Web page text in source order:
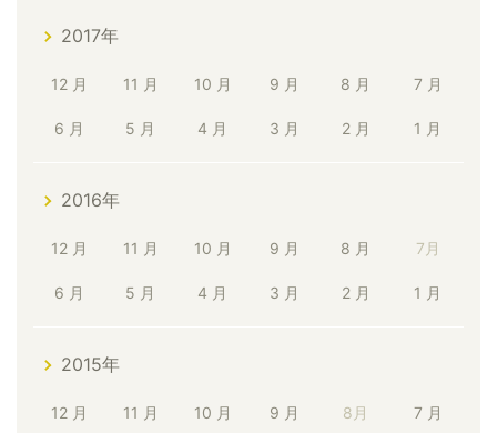
2017年
12 月 11 月 10 月 9 月 8 月 7 月
6 月 5 月 4 月 3 月 2 月 1 月
2016年
12 月 11 月 10 月 9 月 8 月 7月
6 月 5 月 4 月 3 月 2 月 1 月
2015年
12 月 11 月 10 月 9 月 8月 7 月